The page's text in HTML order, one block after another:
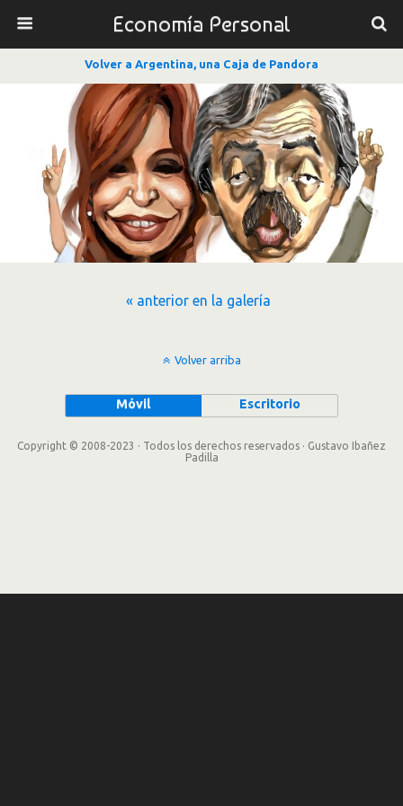
Economía Personal
Volver a Argentina, una Caja de Pandora
« anterior en la galería
Volver arriba
Móvil Escritorio
Copyright © 2008-2023 · Todos los derechos reservados · Gustavo Ibañez
Padilla